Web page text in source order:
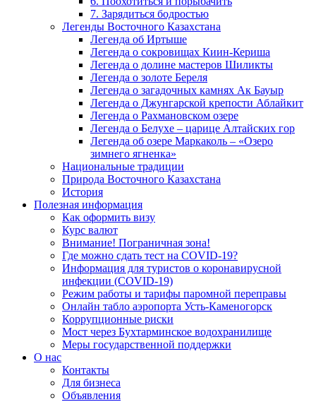
7. Зарядиться бодростью
Легенды Восточного Казахстана
Легенда об Иртыше
Легенда о сокровищах Киин-Кериша
Легенда о долине мастеров Шиликты
Легенда о золоте Береля
Легенда о загадочных камнях Ак Бауыр
Легенда о Джунгарской крепости Аблайкит
Легенда о Рахмановском озере
Легенда о Белухе – царице Алтайских гор
Легенда об озере Маркаколь – «Озеро
зимнего ягненка»
Национальные традиции
Природа Восточного Казахстана
История
Полезная информация
Как оформить визу
Курс валют
Внимание! Пограничная зона!
Где можно сдать тест на COVID-19?
Информация для туристов о коронавирусной
инфекции (COVID-19)
Режим работы и тарифы паромной переправы
Онлайн табло аэропорта Усть-Каменогорск
Коррупционные риски
Мост через Бухтарминское водохранилище
Меры государственной поддержки
О нас
Контакты
Для бизнеса
Объявления